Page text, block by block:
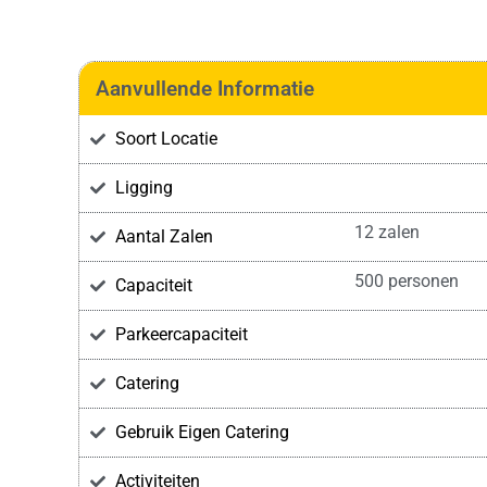
Aanvullende Informatie
Soort Locatie
Ligging
Aantal Zalen 12 zalen
Capaciteit 500 personen
Parkeercapaciteit
Catering
Gebruik Eigen Catering
Activiteiten